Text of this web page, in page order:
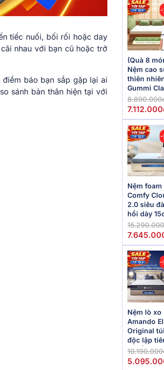
tiếc nuối, bối rối hoặc day
nhau với bạn cũ hoặc trở
báo bạn sắp gặp lại ai
sánh bản thân hiện tại với
-
(Quà 8
Nệm cao
thiên
Gummi
thế hệ mới
5/10/15cm
Nệm foam
Comfy
2.0 siêu
hồi dày
Nệm lò xo
Amando
Original túi
độc lập
chuẩn
sạn 5 sao